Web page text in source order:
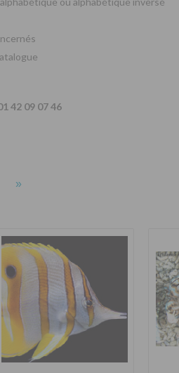
42 09 07 46
»